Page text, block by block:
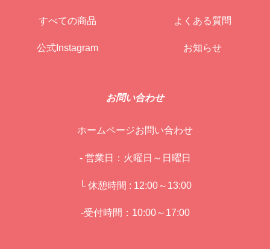
すべての商品
公式Instagram
よくある質問
お知らせ
お問い合わせ
ホームページお問い合わせ
- 営業日：火曜日～日曜日
└ 休憩時間 : 12:00～13:00
-受付時間：10:00～17:00